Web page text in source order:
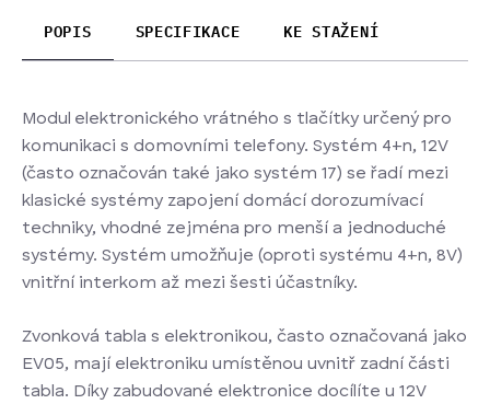
POPIS SPECIFIKACE KE STAŽENÍ
Modul elektronického vrátného s tlačítky určený pro
komunikaci s domovními telefony. Systém 4+n, 12V
(často označován také jako systém 17) se řadí mezi
klasické systémy zapojení domácí dorozumívací
techniky, vhodné zejména pro menší a jednoduché
systémy. Systém umožňuje (oproti systému 4+n, 8V)
vnitřní interkom až mezi šesti účastníky.
Zvonková tabla s elektronikou, často označovaná jako
EV05, mají elektroniku umístěnou uvnitř zadní části
tabla. Díky zabudované elektronice docílíte u 12V